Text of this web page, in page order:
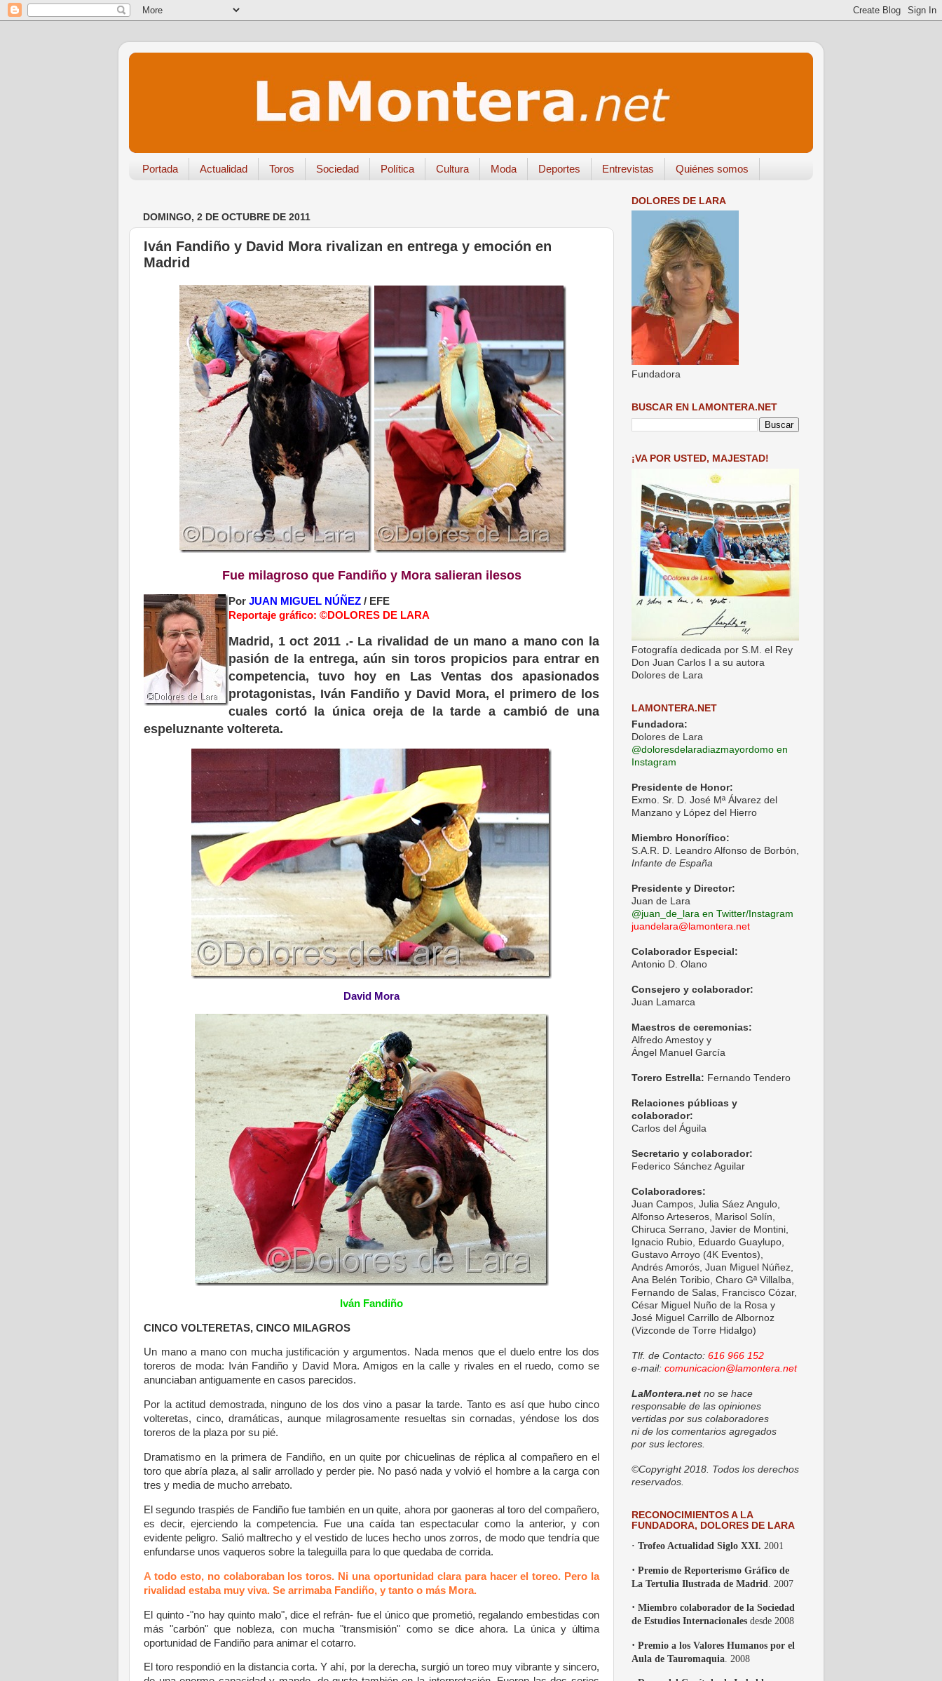
Portada Actualidad Toros Sociedad Política Cultura Moda Deportes Entrevistas Quiénes somos
DOMINGO, 2 DE OCTUBRE DE 2011
Iván Fandiño y David Mora rivalizan en entrega y emoción en
Madrid
Fue milagroso que Fandiño y Mora salieran ilesos
Por JUAN MIGUEL NÚÑEZ / EFE
Reportaje gráfico: ©DOLORES DE LARA
Madrid, 1 oct 2011 .- La rivalidad de un mano a mano con la
pasión de la entrega, aún sin toros propicios para entrar en
competencia, tuvo hoy en Las Ventas dos apasionados
protagonistas, Iván Fandiño y David Mora, el primero de los
cuales cortó la única oreja de la tarde a cambió de una
espeluznante voltereta.
David Mora
Iván Fandiño
CINCO VOLTERETAS, CINCO MILAGROS
Un mano a mano con mucha justificación y argumentos. Nada menos que el duelo entre los dos
toreros de moda: Iván Fandiño y David Mora. Amigos en la calle y rivales en el ruedo, como se
anunciaban antiguamente en casos parecidos.
Por la actitud demostrada, ninguno de los dos vino a pasar la tarde. Tanto es así que hubo cinco
volteretas, cinco, dramáticas, aunque milagrosamente resueltas sin cornadas, yéndose los dos
toreros de la plaza por su pié.
Dramatismo en la primera de Fandiño, en un quite por chicuelinas de réplica al compañero en el
toro que abría plaza, al salir arrollado y perder pie. No pasó nada y volvió el hombre a la carga con
tres y media de mucho arrebato.
El segundo traspiés de Fandiño fue también en un quite, ahora por gaoneras al toro del compañero,
es decir, ejerciendo la competencia. Fue una caída tan espectacular como la anterior, y con
evidente peligro. Salió maltrecho y el vestido de luces hecho unos zorros, de modo que tendría que
enfundarse unos vaqueros sobre la taleguilla para lo que quedaba de corrida.
A todo esto, no colaboraban los toros. Ni una oportunidad clara para hacer el toreo. Pero la
rivalidad estaba muy viva. Se arrimaba Fandiño, y tanto o más Mora.
El quinto -"no hay quinto malo", dice el refrán- fue el único que prometió, regalando embestidas con
más "carbón" que nobleza, con mucha "transmisión" como se dice ahora. La única y última
oportunidad de Fandiño para animar el cotarro.
El toro respondió en la distancia corta. Y ahí, por la derecha, surgió un toreo muy vibrante y sincero,
DOLORES DE LARA
Fundadora
BUSCAR EN LAMONTERA.NET
¡VA POR USTED, MAJESTAD!
Fotografía dedicada por S.M. el Rey
Don Juan Carlos I a su autora
Dolores de Lara
LAMONTERA.NET
Fundadora:
Dolores de Lara
@doloresdelaradiazmayordomo en
Instagram
Presidente de Honor:
Exmo. Sr. D. José Mª Álvarez del
Manzano y López del Hierro
Miembro Honorífico:
S.A.R. D. Leandro Alfonso de Borbón,
Infante de España
Presidente y Director:
Juan de Lara
@juan_de_lara en Twitter/Instagram
juandelara@lamontera.net
Colaborador Especial:
Antonio D. Olano
Consejero y colaborador:
Juan Lamarca
Maestros de ceremonias:
Alfredo Amestoy y
Ángel Manuel García
Torero Estrella: Fernando Tendero
Relaciones públicas y
colaborador:
Carlos del Águila
Secretario y colaborador:
Federico Sánchez Aguilar
Colaboradores:
Juan Campos, Julia Sáez Angulo,
Alfonso Arteseros, Marisol Solín,
Chiruca Serrano, Javier de Montini,
Ignacio Rubio, Eduardo Guaylupo,
Gustavo Arroyo (4K Eventos),
Andrés Amorós, Juan Miguel Núñez,
Ana Belén Toribio, Charo Gª Villalba,
Fernando de Salas, Francisco Cózar,
César Miguel Nuño de la Rosa y
José Miguel Carrillo de Albornoz
(Vizconde de Torre Hidalgo)
Tlf. de Contacto: 616 966 152
e-mail: comunicacion@lamontera.net
LaMontera.net no se hace
responsable de las opiniones
vertidas por sus colaboradores
ni de los comentarios agregados
por sus lectores.
©Copyright 2018. Todos los derechos
reservados.
RECONOCIMIENTOS A LA
FUNDADORA, DOLORES DE LARA
· Trofeo Actualidad Siglo XXI. 2001
· Premio de Reporterismo Gráfico de
La Tertulia Ilustrada de Madrid . 2007
· Miembro colaborador de la Sociedad
de Estudios Internacionales desde 2008
· Premio a los Valores Humanos por el
Aula de Tauromaquia . 2008